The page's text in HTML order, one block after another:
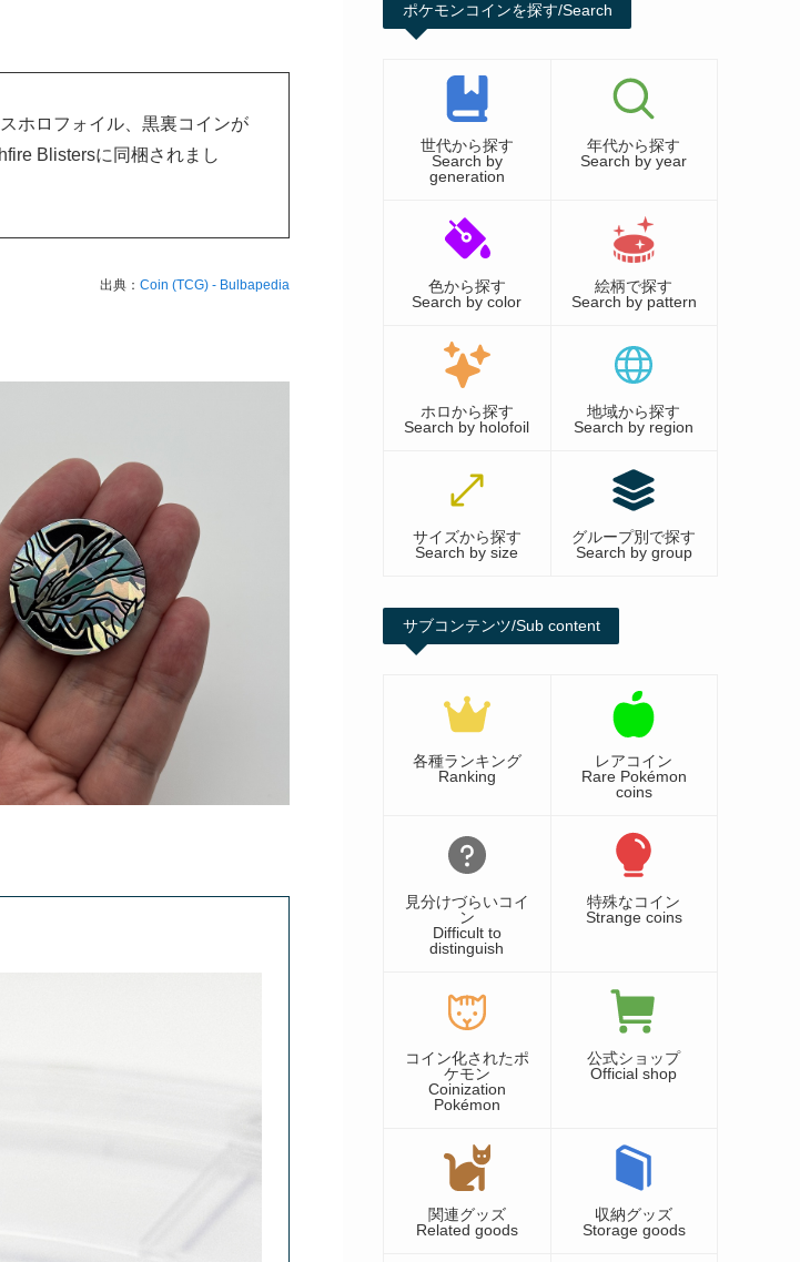
ホロフォイル、黒裏コインが
Blistersに同梱されまし
出典： Coin (TCG) - Bulbapedia
ポケモンコインを探す/Search
世代から探す
Search by
generation
年代から探す
Search by year
色から探す
Search by color
絵柄で探す
Search by pattern
ホロから探す
Search by holofoil
地域から探す
Search by region
サイズから探す
Search by size
グループ別で探す
Search by group
サブコンテンツ/Sub content
各種ランキング
Ranking
レアコイン
Rare Pokémon
coins
見分けづらいコイ
ン
Difficult to
distinguish
特殊なコイン
Strange coins
コイン化されたポ
ケモン
Coinization
Pokémon
公式ショップ
Official shop
関連グッズ
Related goods
収納グッズ
Storage goods